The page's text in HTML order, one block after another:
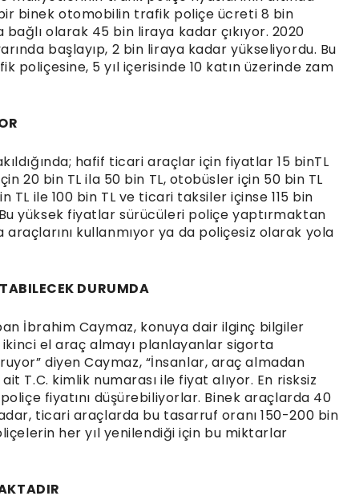
binek otomobilin trafik poliçe ücreti 8 bin
olarak 45 bin liraya kadar çıkıyor. 2020
başlayıp, 2 bin liraya kadar yükseliyordu. Bu
5 yıl içerisinde 10 katın üzerinde zam
hafif ticari araçlar için fiyatlar 15 binTL
20 bin TL ila 50 bin TL, otobüsler için 50 bin TL
TL ile 100 bin TL ve ticari taksiler içinse 115 bin
yüksek fiyatlar sürücüleri poliçe yaptırmaktan
kullanmıyor ya da poliçesiz olarak yola
DURUMDA
İbrahim Caymaz, konuya dair ilginç bilgiler
ikinci el araç almayı planlayanlar sigorta
diyen Caymaz, “İnsanlar, araç almadan
T.C. kimlik numarası ile fiyat alıyor. En risksiz
fiyatını düşürebiliyorlar. Binek araçlarda 40
ticari araçlarda bu tasarruf oranı 150-200 bin
her yıl yenilendiği için bu miktarlar